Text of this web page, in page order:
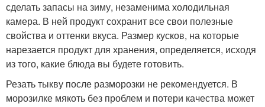
сделать запасы на зиму, незаменима холодильная
камера. В ней продукт сохранит все свои полезные
свойства и оттенки вкуса. Размер кусков, на которые
нарезается продукт для хранения, определяется, исходя
из того, какие блюда вы будете готовить.
Резать тыкву после разморозки не рекомендуется. В
морозилке мякоть без проблем и потери качества может